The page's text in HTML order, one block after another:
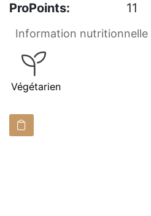
ProPoints:
11
Information nutritionnelle
Végétarien